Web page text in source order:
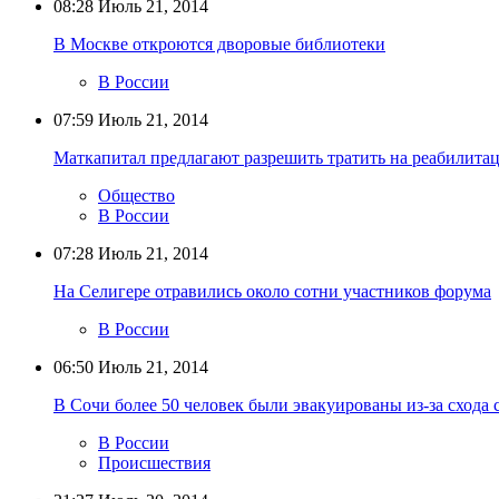
08:28 Июль 21, 2014
В Москве откроются дворовые библиотеки
В России
07:59 Июль 21, 2014
Маткапитал предлагают разрешить тратить на
Общество
В России
07:28 Июль 21, 2014
На Селигере отравились около сотни участников форума
В России
06:50 Июль 21, 2014
В Сочи более 50 человек были эвакуированы из-за схода
В России
Происшествия